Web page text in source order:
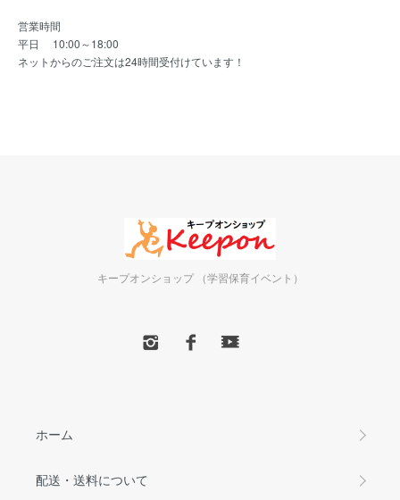
営業時間
平日 10:00～18:00
ネットからのご注文は24時間受付けています！
キープオンショップ （学習保育イベント）
ホーム
配送・送料について